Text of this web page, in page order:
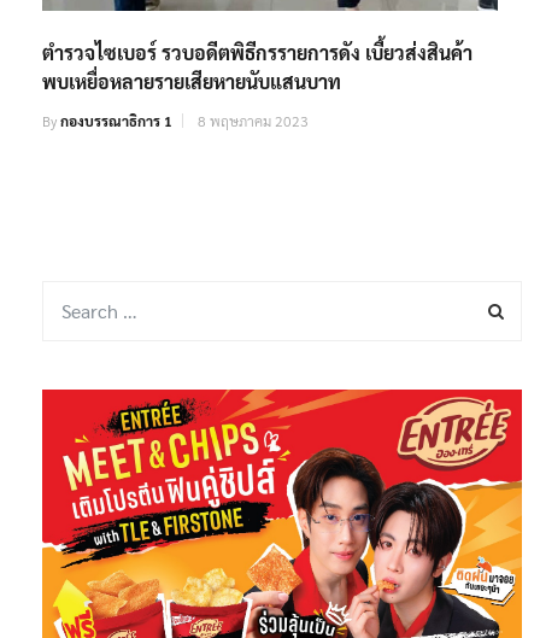
ตำรวจไซเบอร์ รวบอดีตพิธีกรรายการดัง เบี้ยวส่งสินค้า
พบเหยื่อหลายรายเสียหายนับแสนบาท
Byกองบรรณาธิการ 1 8 พฤษภาคม 2023